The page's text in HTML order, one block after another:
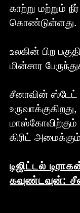
காற்று மற்றும்
கொண்டுள்ளது.
உலகின் பிற
மின்சார
சீனாவின் ஸ்டேட்
மாஸ்கோவிற்கும்
கிரிட்
டிஜிட்டல்
கவுண்டவுன்: